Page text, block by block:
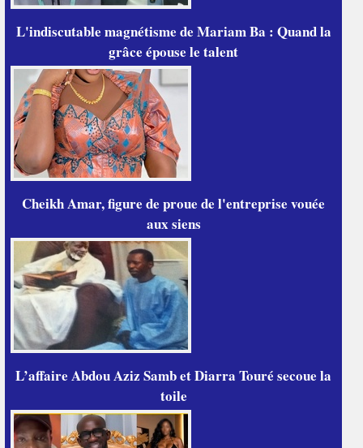
L'indiscutable magnétisme de Mariam Ba : Quand la
grâce épouse le talent
Cheikh Amar, figure de proue de l'entreprise vouée
aux siens
L’affaire Abdou Aziz Samb et Diarra Touré secoue la
toile